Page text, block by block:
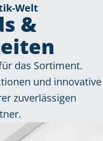
Welt
&
das Sortiment.
und innovative
zuverlässigen